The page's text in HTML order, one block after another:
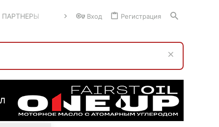
ПАРТНЕРЫ Вход Регистрация